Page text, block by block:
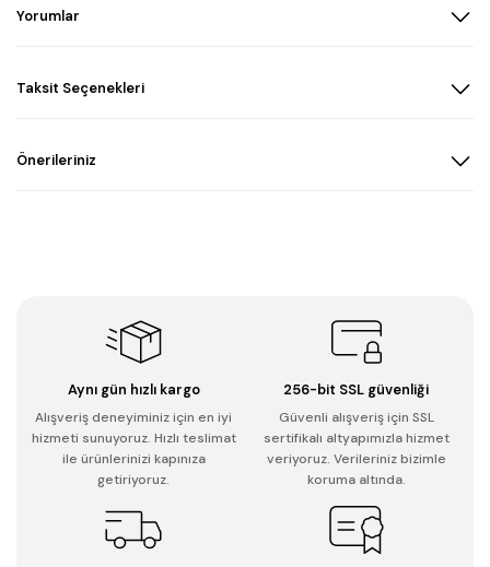
Yorumlar
Taksit Seçenekleri
Önerileriniz
Aynı gün hızlı kargo
Alışveriş deneyiminiz için en iyi
hizmeti sunuyoruz. Hızlı teslimat
ile ürünlerinizi kapınıza
getiriyoruz.
256-bit SSL güvenliği
Güvenli alışveriş için SSL
sertifikalı altyapımızla hizmet
veriyoruz. Verileriniz bizimle
koruma altında.